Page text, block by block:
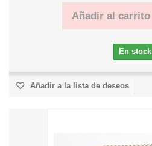
Añadir al carrito
En stock
Añadir a la lista de deseos